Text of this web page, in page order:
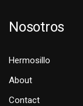
Nosotros
Hermosillo
About
Contact